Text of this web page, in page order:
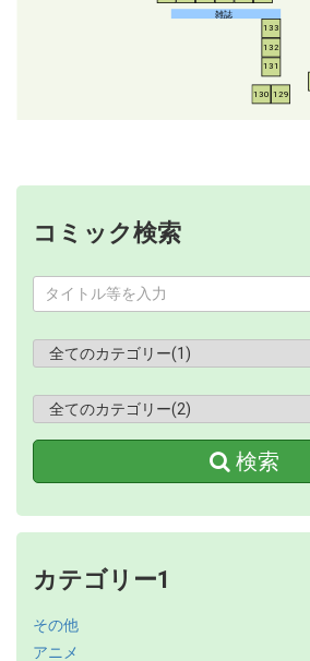
雑誌
129
130
131
132
133
コミック検索
検索
カテゴリー1
その他
アニメ